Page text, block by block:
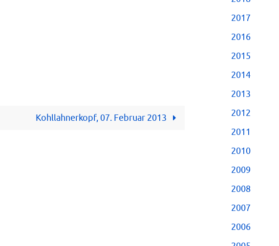
Kohllahnerkopf, 07. Februar 2013
2017
2016
2015
2014
2013
2012
2011
2010
2009
2008
2007
2006